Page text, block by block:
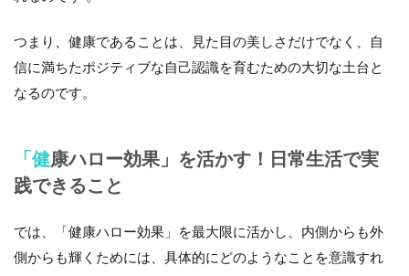
つまり、健康であることは、見た目の美しさだけでなく、自
信に満ちたポジティブな自己認識を育むための大切な土台と
なるのです。
「健康ハロー効果」を活かす！日常生活で実
践できること
では、「健康ハロー効果」を最大限に活かし、内側からも外
側からも輝くためには、具体的にどのようなことを意識すれ